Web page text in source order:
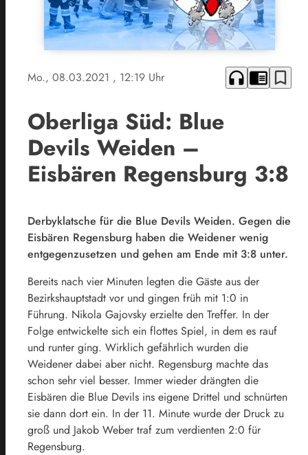
Mo., 08.03.2021 , 12:19 Uhr headphones chrome_reader_mode bookmark_border
Oberliga Süd: Blue
Devils Weiden –
Eisbären Regensburg 3:8
Derbyklatsche für die Blue Devils Weiden. Gegen die
Eisbären Regensburg haben die Weidener wenig
entgegenzusetzen und gehen am Ende mit 3:8 unter.
Bereits nach vier Minuten legten die Gäste aus der
Bezirkshauptstadt vor und gingen früh mit 1:0 in
Führung. Nikola Gajovsky erzielte den Treffer. In der
Folge entwickelte sich ein flottes Spiel, in dem es rauf
und runter ging. Wirklich gefährlich wurden die
Weidener dabei aber nicht. Regensburg machte das
schon sehr viel besser. Immer wieder drängten die
Eisbären die Blue Devils ins eigene Drittel und schnürten
sie dann dort ein. In der 11. Minute wurde der Druck zu
groß und Jakob Weber traf zum verdienten 2:0 für
Regensburg.